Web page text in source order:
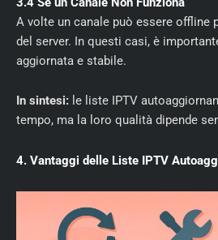
A volte un canale può essere offline
del server. In questi casi, è
aggiornata e stabile.
In sintesi: le liste IPTV
tempo, ma la loro qualità dipende
4. Vantaggi delle Liste IPTV